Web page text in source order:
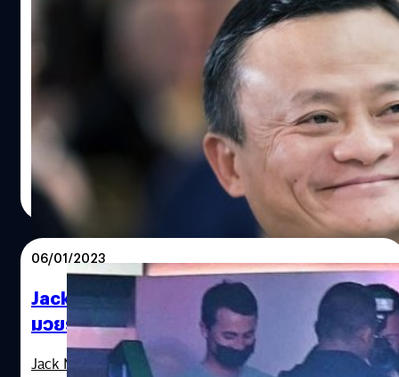
Jack Ma สละอำนาจในการควบคุม Ant Group
หลังบริษัทปรับโครงสร้างครั้งใหญ่
Jack Ma ผู้ก่อตั้ง Ant Group จะไม่ได้ควบคุมยักษ์ใหญ่ด้าน
ฟินเทคของจีนเจ้านี้อีกต่อไป หลังผู้ถือหุ้นของบริษัทตกลงที่จะ
ดำเนินการปรับเปลี่ยนโครงสร้างหลายอย่าง
วาณิชชา สายเสมา | 1310 days ago
Read More
06/01/2023
Jack Ma โผล่เมืองไทย! กินอาหารร้านเจ๊ไฝ – ดู
มวยราชดำเนิน
Jack Ma เดินทางเยือนประเทศไทย ดูมวยที่สนามมวย